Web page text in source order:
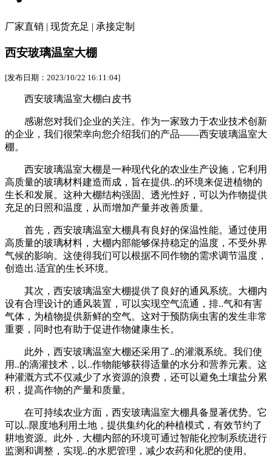
厂家直销 | 现货充足 | 承接定制
西安玻璃温室大棚
[发布日期：2023/10/22 16:11:04]
西安玻璃温室大棚白皮书
感谢您对我们企业的关注。作为一家致力于农业技术创新
的企业，我们很荣幸向您介绍我们的产品——西安玻璃温室大
棚。
西安玻璃温室大棚是一种现代化的农业生产设施，它利用
高质量的玻璃材料建造而成，旨在提供..的环境来促进植物的
生长和发展。这种大棚结构强固、透光性好，可以为作物提供
充足的日照和温度，从而增加产量并改善质量。
首先，西安玻璃温室大棚具有良好的保温性能。通过使用
高质量的玻璃材料，大棚内部能够保持稳定的温度，不受外界
气候的影响。这使得我们可以根据不同作物的需求调节温度，
创造出.适宜的生长环境。
其次，西安玻璃温室大棚提供了良好的通风系统。大棚内
设有合理设计的通风装置，可以实现空气流通，排..气和有害
气体，为植物提供新鲜的空气。这对于预防病虫害的发生非常
重要，同时也有助于促进作物健康生长。
此外，西安玻璃温室大棚还采用了..的灌溉系统。我们使
用..的滴灌技术，以..作物能够获得适量的水分和营养元素。这
种灌溉方式不仅减少了水资源的浪费，还可以避免土壤盐分累
积，提高作物的产量和质量。
在可持续农业方面，西安玻璃温室大棚具备显著优势。它
可以..限度地利用土地，提供集约化的种植模式，有效节约了
耕地资源。此外，大棚内部的环境可通过智能化控制系统进行
监测和调整，实现..的水肥管理，减少农药和化肥的使用。